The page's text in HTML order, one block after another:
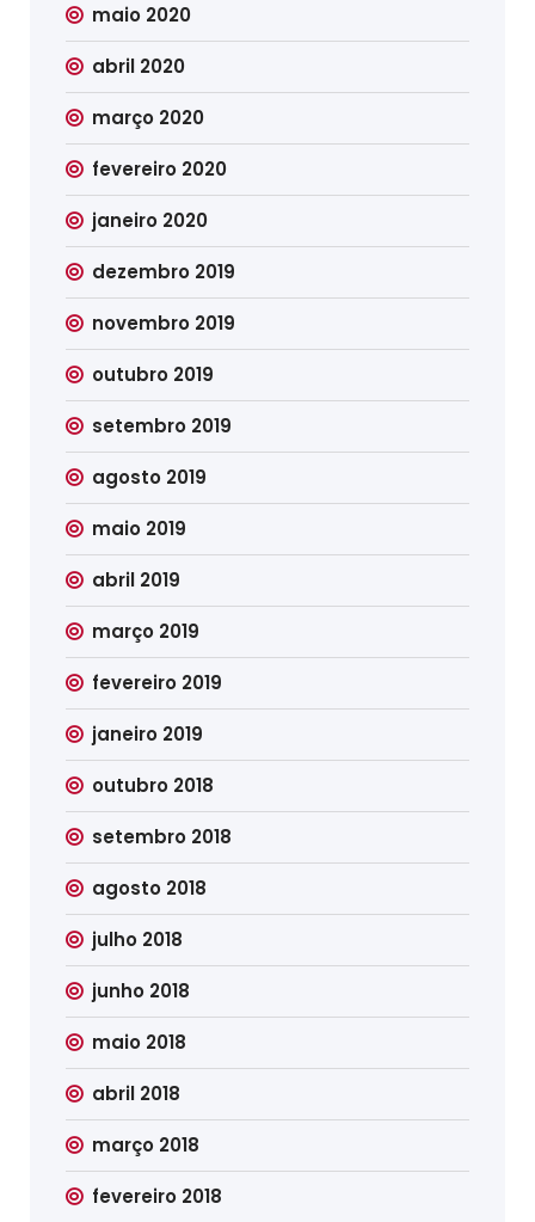
maio 2020
abril 2020
março 2020
fevereiro 2020
janeiro 2020
dezembro 2019
novembro 2019
outubro 2019
setembro 2019
agosto 2019
maio 2019
abril 2019
março 2019
fevereiro 2019
janeiro 2019
outubro 2018
setembro 2018
agosto 2018
julho 2018
junho 2018
maio 2018
abril 2018
março 2018
fevereiro 2018